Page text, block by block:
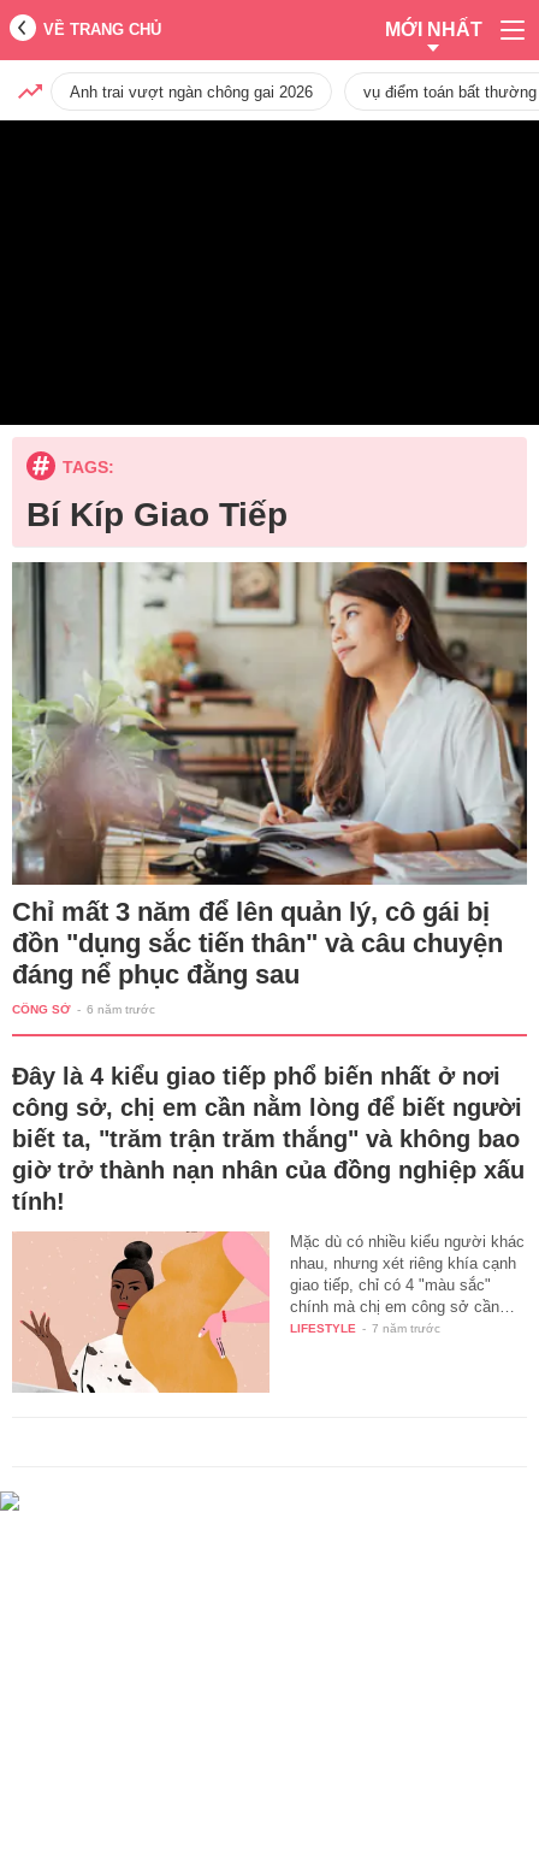
VỀ TRANG CHỦ MỚI NHẤT
Anh trai vượt ngàn chông gai 2026 vụ điểm toán bất
TAGS:
Bí Kíp Giao Tiếp
Chỉ mất 3 năm để lên quản lý, cô gái bị
đồn "dụng sắc tiến thân" và câu chuyện
đáng nể phục đằng sau
CÔNG SỞ - 6 năm trước
Đây là 4 kiểu giao tiếp phổ biến nhất ở nơi
công sở, chị em cần nằm lòng để biết người
biết ta, "trăm trận trăm thắng" và không bao
giờ trở thành nạn nhân của đồng nghiệp xấu
tính!
Mặc dù có nhiều kiểu người khác
nhau, nhưng xét riêng khía cạnh
giao tiếp, chỉ có 4 "màu sắc"
chính mà chị em công sở cần…
LIFESTYLE - 7 năm trước